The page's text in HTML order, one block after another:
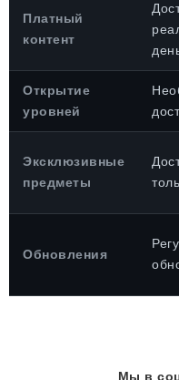
Платный
контент
Открытие
уровней
Эксклюзивные
предметы
Обновления
Мы в